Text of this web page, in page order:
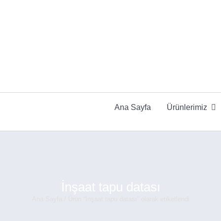
Ana Sayfa Ürünlerimiz
İnşaat tapu datası